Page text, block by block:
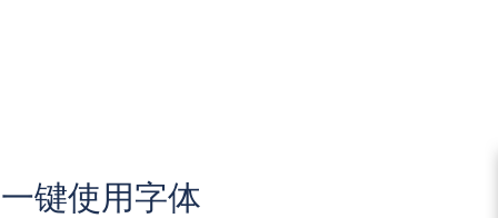
一键使用字体